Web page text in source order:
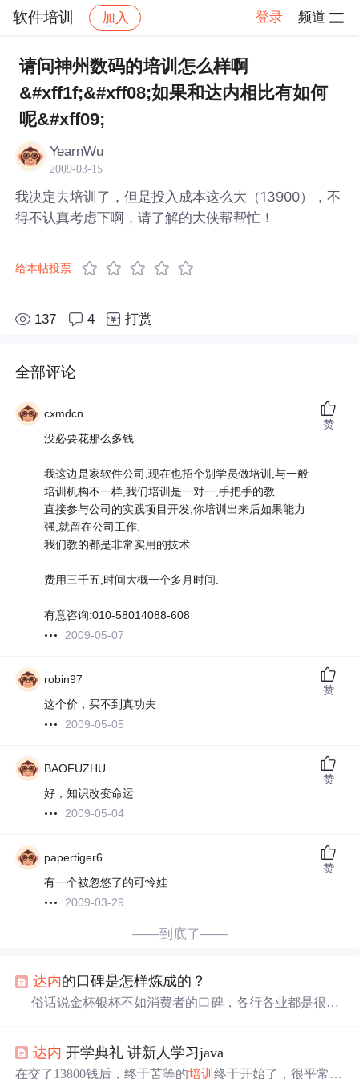
软件培训 加入 登录 频道
社区 软件培训 帖子详情
请问神州数码的培训怎么样啊
&#xff1f;&#xff08;如果和达内相比有如何
呢&#xff09;
YearnWu
2009-03-15
我决定去培训了，但是投入成本这么大（13900），不
得不认真考虑下啊，请了解的大侠帮帮忙！
给本帖投票
137 4 打赏
全部评论
cxmdcn
没必要花那么多钱.
我这边是家软件公司,现在也招个别学员做培训,与一般
培训机构不一样,我们培训是一对一,手把手的教.
直接参与公司的实践项目开发,你培训出来后如果能力
强,就留在公司工作.
我们教的都是非常实用的技术
费用三千五,时间大概一个多月时间.
有意咨询:010-58014088-608
2009-05-07
赞
robin97
这个价，买不到真功夫
2009-05-05
赞
BAOFUZHU
好，知识改变命运
2009-05-04
赞
papertiger6
有一个被忽悠了的可怜娃
2009-03-29
赞
——到底了——
达内的口碑是怎样炼成的？
俗话说金杯银杯不如消费者的口碑，各行各业都是很需
来说，这是一个比较特殊的行业，不像买产品，如果不合
适就不用了或者退货。花了钱学习，学不会带来的不仅仅
达内 开学典礼 讲新人学习java
在交了13800钱后，终于苦等的培训终于开始了，很平常跟